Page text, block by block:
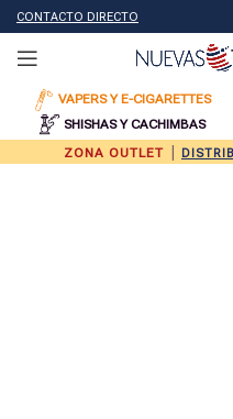
CONTACTO DIRECTO
VAPERS Y E-CIGARETTES
SHISHAS Y CACHIMBAS
ZONA OUTLET